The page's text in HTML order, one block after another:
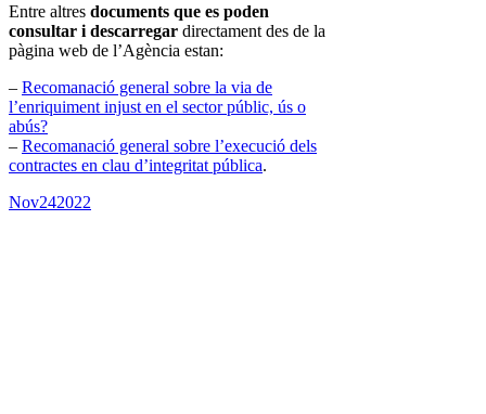
Entre altres documents que es poden
consultar i descarregar directament des de la
pàgina web de l’Agència estan:
– Recomanació general sobre la via de
l’enriquiment injust en el sector públic, ús o
abús?
– Recomanació general sobre l’execució dels
contractes en clau d’integritat pública.
Nov242022